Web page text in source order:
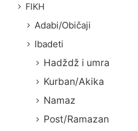
FIKH
Adabi/Običaji
Ibadeti
Hadždž i umra
Kurban/Akika
Namaz
Post/Ramazan